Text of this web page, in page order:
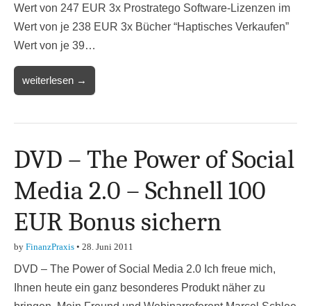
Wert von 247 EUR 3x Prostratego Software-Lizenzen im
Wert von je 238 EUR 3x Bücher “Haptisches Verkaufen”
Wert von je 39…
weiterlesen →
DVD – The Power of Social
Media 2.0 – Schnell 100
EUR Bonus sichern
by FinanzPraxis • 28. Juni 2011
DVD – The Power of Social Media 2.0 Ich freue mich,
Ihnen heute ein ganz besonderes Produkt näher zu